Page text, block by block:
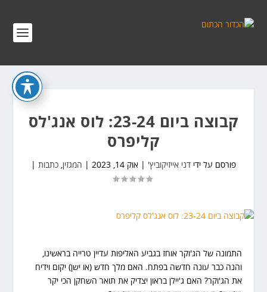
קבוצה ביום 23-24: לוס אנג'לס
קליפרס
פורסם על ידי דני אייזיקוביץ' אוק 14, 2023 המגזין, כתבות
התמונה של הג'וקר אוחז בגביע האליפות עדיין טרייה בראשינו,
והנה כבר עונה חדשה בפתח. האם מלך חדש (או ישן) יקום וידיח
את הג'וקר? האם ג'יילן בראון יצדיק את תואר השחקן הכי יקר